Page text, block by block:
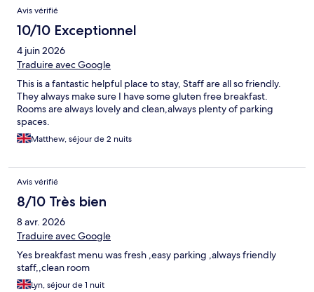
Avis vérifié
10/10 Exceptionnel
4 juin 2026
Traduire avec Google
This is a fantastic helpful place to stay, Staff are all so friendly.
They always make sure I have some gluten free breakfast.
Rooms are always lovely and clean,always plenty of parking
spaces.
Matthew, séjour de 2 nuits
Avis vérifié
8/10 Très bien
8 avr. 2026
Traduire avec Google
Yes breakfast menu was fresh ,easy parking ,always friendly
staff,,clean room
Lyn, séjour de 1 nuit